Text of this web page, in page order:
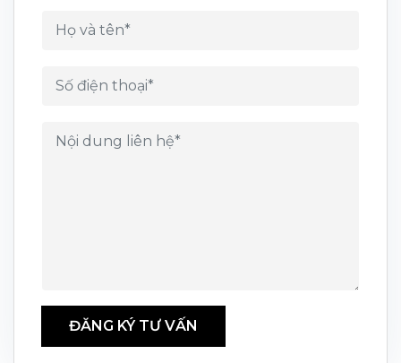
ĐĂNG KÝ TƯ VẤN